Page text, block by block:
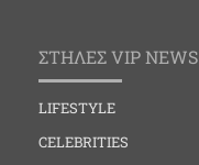
ΣΤΗΛΕΣ VIP NEWS
LIFESTYLE
CELEBRITIES